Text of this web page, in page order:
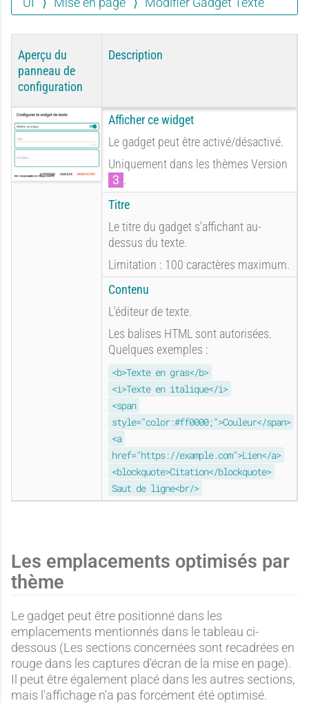
Aperçu du
panneau de
configuration
Description
Afficher ce widget
Le gadget peut être activé/désactivé.
Uniquement dans les thèmes Version
3 .
Titre
Le titre du gadget s'affichant au-
dessus du texte.
Limitation : 100 caractères maximum.
Contenu
L'éditeur de texte.
Les balises HTML sont autorisées.
Quelques exemples :
<b>Texte en gras</b>
<i>Texte en italique</i>
<span
style="color:#ff0000;">Couleur</span>
<a
href="https://example.com">Lien</a>
<blockquote>Citation</blockquote>
Saut de ligne<br/>
Les emplacements optimisés par
thème
Le gadget peut être positionné dans les
emplacements mentionnés dans le tableau ci-
dessous (Les sections concernées sont recadrées en
rouge dans les captures d'écran de la mise en page).
Il peut être également placé dans les autres sections,
mais l'affichage n'a pas forcément été optimisé.